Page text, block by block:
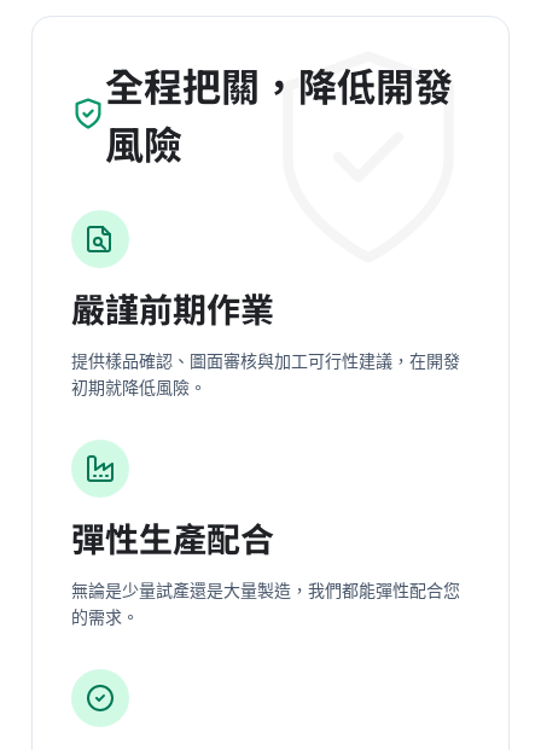
全程把關，降低開發
風險
嚴謹前期作業
提供樣品確認、圖面審核與加工可行性建議，在開發
初期就降低風險。
彈性生產配合
無論是少量試產還是大量製造，我們都能彈性配合您
的需求。